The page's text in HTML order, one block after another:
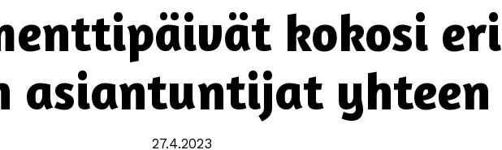
kokosi eri
asiantuntijat yhteen
27.4.2023